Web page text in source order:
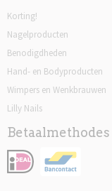
Korting!
Nagelproducten
Benodigdheden
Hand- en Bodyproducten
Wimpers en Wenkbrauwen
Lilly Nails
Betaalmethodes